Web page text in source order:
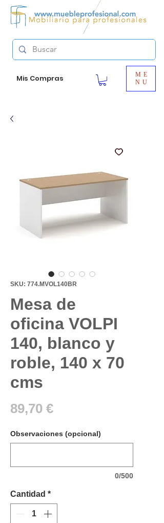
Mis Compras
ME
NU
SKU: 774.MVOL140BR
Mesa de
oficina VOLPI
140, blanco y
roble, 140 x 70
cms
89,70 €Precio
Observaciones (opcional)
0/500
Cantidad *